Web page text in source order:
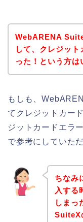
WebARENA
して、クレジット
った！という方は
もしも、
てクレジットカー
ジットカードエラ
で参考にしていた
ちなみ
入する
しまっ
SuiteX